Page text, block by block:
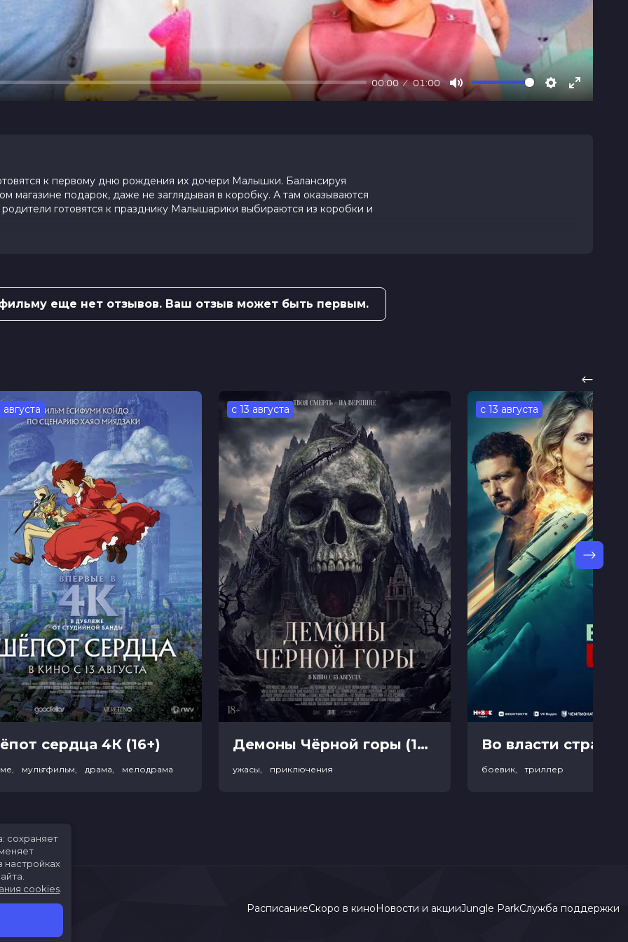
00:00 01:00
Mute Settings
Enter
к первому дню рождения их дочери Малышки. Балансируя
магазине подарок, даже не заглядывая в коробку. А там оказываются
готовятся к празднику Малышарики выбираются из коробки и
Сергей Мардарь, Ева
Кузнецова, Ксения Бржезовская,
еще нет отзывов. Ваш отзыв может быть первым.
августа
сердца 4К (16+)
мультфильм, драма, мелодрама
с 13 августа
Демоны Чёрной горы (18+)
ужасы, приключения
с 13 августа
Во власти страха
боевик, триллер
РасписаниеСкоро в киноНовости и акцииJungle ParkСлужба поддержки
сохраняет
настройках
cookies